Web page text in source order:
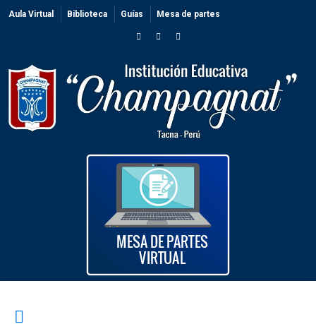
Aula Virtual Biblioteca Guías Mesa de partes